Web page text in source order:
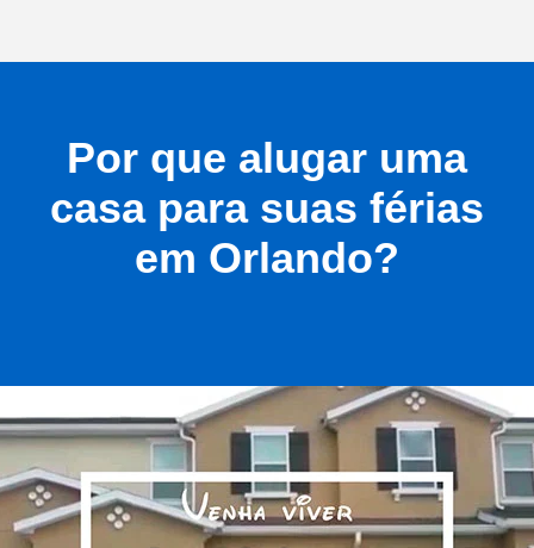
Por que alugar uma
casa para suas férias
em Orlando?